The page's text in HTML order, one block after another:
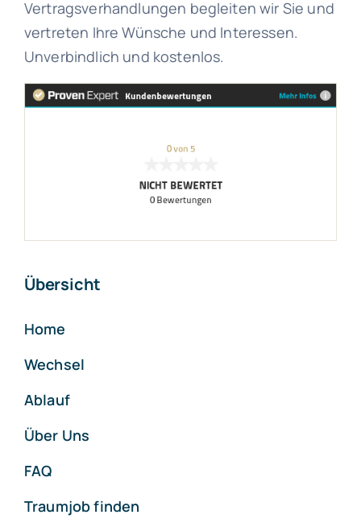
Vertragsverhandlungen begleiten wir Sie und
vertreten Ihre Wünsche und Interessen.
Unverbindlich und kostenlos.
Übersicht
Home
Wechsel
Ablauf
Über Uns
FAQ
Traumjob finden